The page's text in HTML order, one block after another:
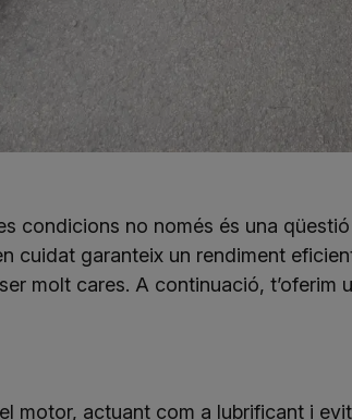
condicions no només és una
cuidat garanteix un rendiment
molt cares. A continuació,
motor, actuant com a lubrificant i